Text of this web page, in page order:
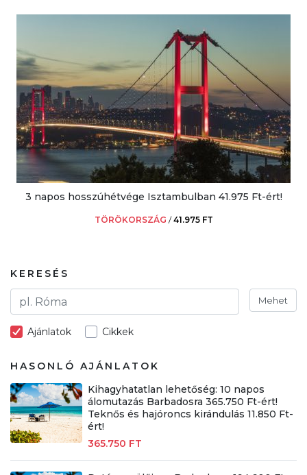
3 napos hosszúhétvége Isztambulban 41.975 Ft-ért!
TÖRÖKORSZÁG /41.975 FT
KERESÉS
Mehet
Ajánlatok Cikkek
HASONLÓ AJÁNLATOK
Kihagyhatatlan lehetőség: 10 napos
álomutazás Barbadosra 365.750 Ft-ért!
Teknős és hajóroncs kirándulás 11.850 Ft-
ért!
365.750 FT